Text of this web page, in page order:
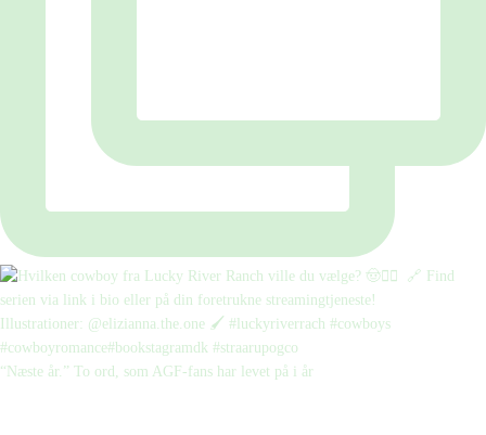
“Næste år.” To ord, som AGF-fans har levet på i år